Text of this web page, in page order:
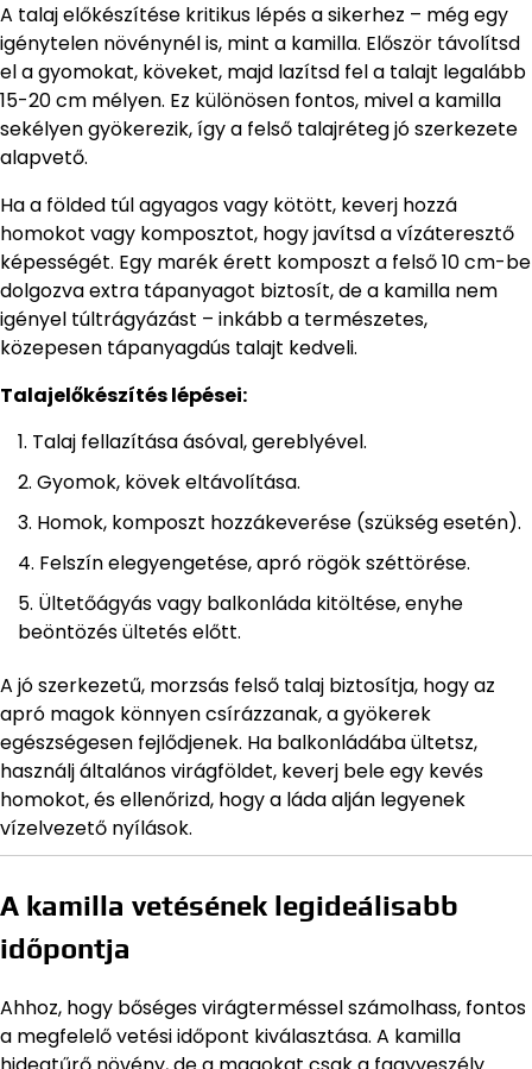
A talaj előkészítése kritikus lépés a sikerhez – még egy
igénytelen növénynél is, mint a kamilla. Először távolítsd
el a gyomokat, köveket, majd lazítsd fel a talajt legalább
15-20 cm mélyen. Ez különösen fontos, mivel a kamilla
sekélyen gyökerezik, így a felső talajréteg jó szerkezete
alapvető.
Ha a földed túl agyagos vagy kötött, keverj hozzá
homokot vagy komposztot, hogy javítsd a vízáteresztő
képességét. Egy marék érett komposzt a felső 10 cm-be
dolgozva extra tápanyagot biztosít, de a kamilla nem
igényel túltrágyázást – inkább a természetes,
közepesen tápanyagdús talajt kedveli.
Talajelőkészítés lépései:
Talaj fellazítása ásóval, gereblyével.
Gyomok, kövek eltávolítása.
Homok, komposzt hozzákeverése (szükség esetén).
Felszín elegyengetése, apró rögök széttörése.
Ültetőágyás vagy balkonláda kitöltése, enyhe
beöntözés ültetés előtt.
A jó szerkezetű, morzsás felső talaj biztosítja, hogy az
apró magok könnyen csírázzanak, a gyökerek
egészségesen fejlődjenek. Ha balkonládába ültetsz,
használj általános virágföldet, keverj bele egy kevés
homokot, és ellenőrizd, hogy a láda alján legyenek
vízelvezető nyílások.
A kamilla vetésének legideálisabb
időpontja
Ahhoz, hogy bőséges virágterméssel számolhass, fontos
a megfelelő vetési időpont kiválasztása. A kamilla